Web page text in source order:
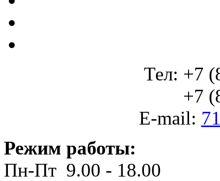
Тел: +7
+7
E-mail:
Режим работы:
Пн-Пт 9.00 - 18.00